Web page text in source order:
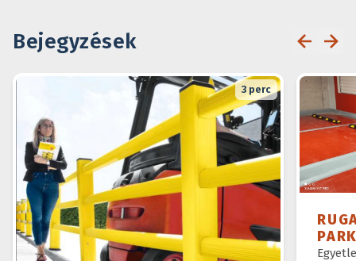
Bejegyzések
3 perc